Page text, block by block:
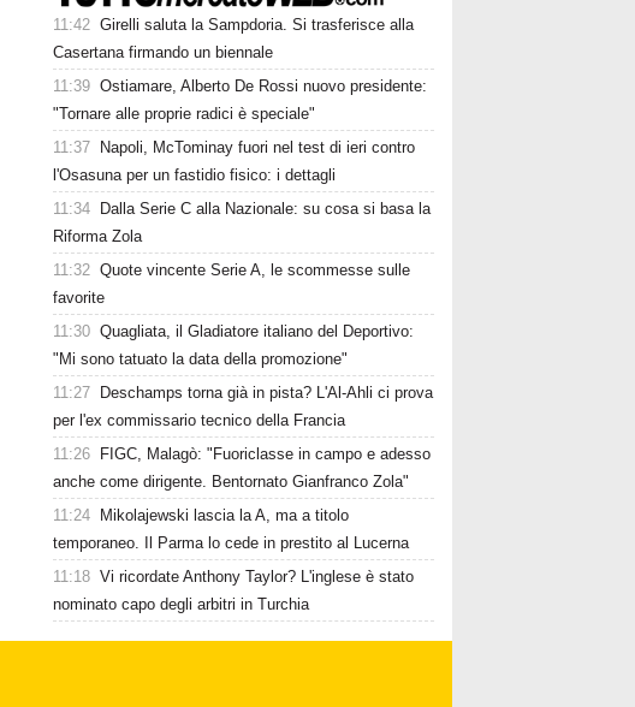
11:42 Girelli saluta la Sampdoria. Si trasferisce alla
Casertana firmando un biennale
11:39 Ostiamare, Alberto De Rossi nuovo presidente:
"Tornare alle proprie radici è speciale"
11:37
Napoli, McTominay fuori nel test di ieri contro
l'Osasuna per un fastidio fisico: i dettagli
11:34
Dalla Serie C alla Nazionale: su cosa si basa la
Riforma Zola
11:32 Quote vincente Serie A, le scommesse sulle
favorite
11:30 Quagliata, il Gladiatore italiano del Deportivo:
"Mi sono tatuato la data della promozione"
11:27
Deschamps torna già in pista? L'Al-Ahli ci prova
per l'ex commissario tecnico della Francia
11:26
FIGC, Malagò: "Fuoriclasse in campo e adesso
anche come dirigente. Bentornato Gianfranco Zola"
11:24
Mikolajewski lascia la A, ma a titolo
temporaneo. Il Parma lo cede in prestito al Lucerna
11:18 Vi ricordate Anthony Taylor? L'inglese è stato
nominato capo degli arbitri in Turchia